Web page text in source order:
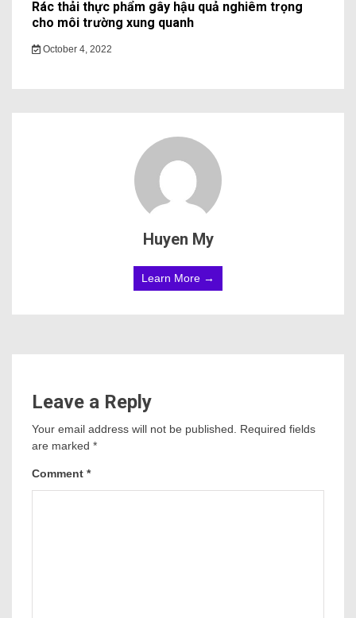
Rác thải thực phẩm gây hậu quả nghiêm trọng
cho môi trường xung quanh
October 4, 2022
Huyen My
Learn More →
Leave a Reply
Your email address will not be published. Required fields
are marked *
Comment *